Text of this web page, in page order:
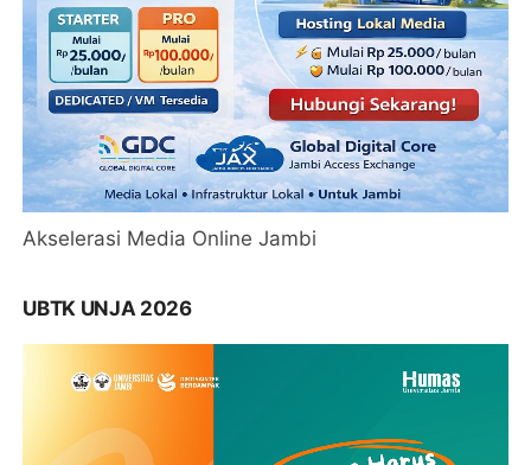
Akselerasi Media Online Jambi
UBTK UNJA 2026